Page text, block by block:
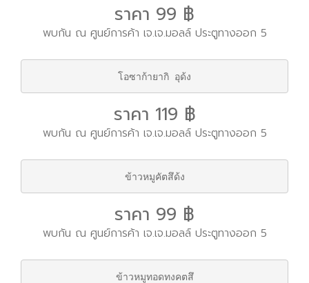
ราคา 99 ฿
พบกัน ณ ศูนย์การค้า เจ.เจ.มอลล์ ประตูทางออก 5
โอซาก้ายากิ อุด้ง
ราคา 119 ฿
พบกัน ณ ศูนย์การค้า เจ.เจ.มอลล์ ประตูทางออก 5
ข้าวหมูคัตสึด้ง
ราคา 99 ฿
พบกัน ณ ศูนย์การค้า เจ.เจ.มอลล์ ประตูทางออก 5
ข้าวหมูทอดทงคตสึ